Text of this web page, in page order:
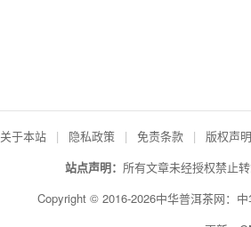
关于本站 | 隐私政策 | 免责条款 |
版权声明
站点声明： 所有文章未经授权禁止
Copyright © 2016-2026中华普洱茶网：